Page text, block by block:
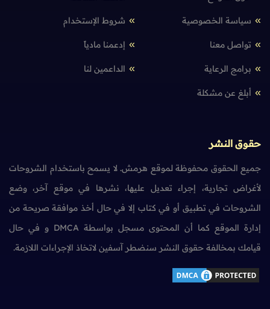
سياسة الخصوصية شروط الإستخدام
تواصل معنا إدعمنا مادياً
برامج الرعاية الداعمين لنا
أبلغ عن مشكلة
حقوق النشر
جميع الحقوق محفوظة لموقع هرمش. لا يسمح باستخدام الشروحات
لأغراض تجارية، إجراء تعديل عليها، نشرها في موقع آخر، وضع
الشروحات في تطبيق أو في كتاب إلا في حال أخذ موافقة صريحة من
إدارة الموقع كما أن المحتوى مسجل بواسطة DMCA و في حال
قيامك بمخالفة حقوق النشر سنضطر آسفين لاتخاذ الإجراءات اللازمة.